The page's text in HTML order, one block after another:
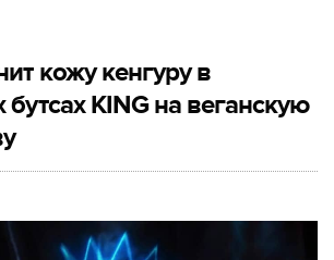
кожу кенгуру в
KING на веганскую